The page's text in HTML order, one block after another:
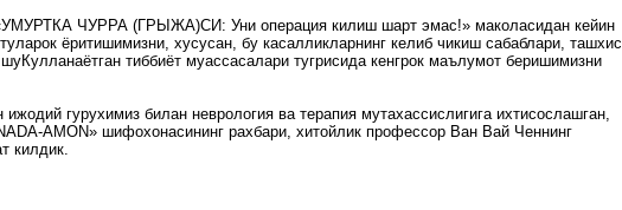
«УМУРТКА ЧУРРА (ГРЫЖА)СИ: Уни операция килиш шарт эмас!» маколасидан кейин
ёритишимизни, хусусан, бу касалликларнинг келиб чикиш сабаблари, ташхис
тиббиёт муассасалари тугрисида кенгрок маълумот беришимизни
гурухимиз билан неврология ва терапия мутахассислигига ихтисослашган,
AMON» шифохонасининг рахбари, хитойлик профессор Ван Вай Ченнинг
килдик.